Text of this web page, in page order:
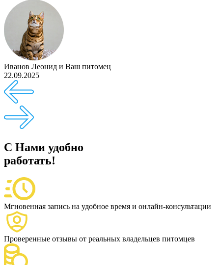
Иванов Леонид и Ваш питомец
22.09.2025
С Нами удобно
работать!
Мгновенная запись на удобное время и онлайн-консультации
Проверенные отзывы от реальных владельцев питомцев